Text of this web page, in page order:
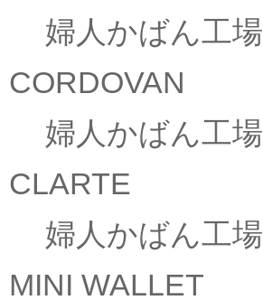
婦人かばん工場
CORDOVAN
婦人かばん工場
CLARTE
婦人かばん工場
MINI WALLET